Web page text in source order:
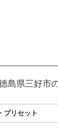
島県三好市
プリセット